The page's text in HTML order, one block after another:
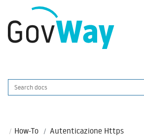
How-To
Autenticazione Https